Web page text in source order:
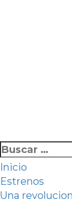
Ir
al
contenido
Buscar:
Inicio
Estrenos
Una